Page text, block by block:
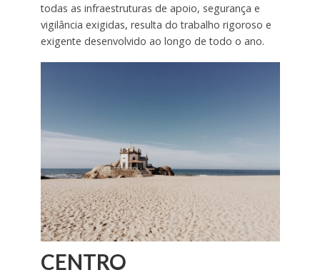
todas as infraestruturas de apoio, segurança e
vigilância exigidas, resulta do trabalho rigoroso e
exigente desenvolvido ao longo de todo o ano.
CENTRO